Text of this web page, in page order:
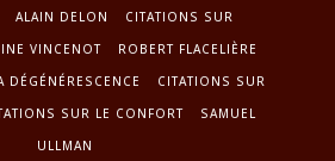
ALAIN DELON
CITATIONS SUR
VINCENOT
ROBERT FLACELIÈRE
DÉGÉNÉRESCENCE
CITATIONS SUR
SUR LE CONFORT
SAMUEL
ULLMAN